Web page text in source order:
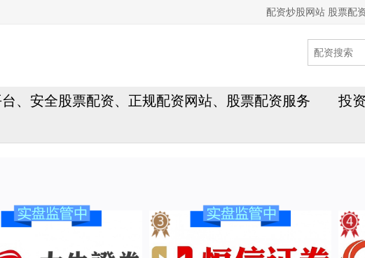
配资炒股网站 股票配
、安全股票配资、正规配资网站、股票配资服务
投